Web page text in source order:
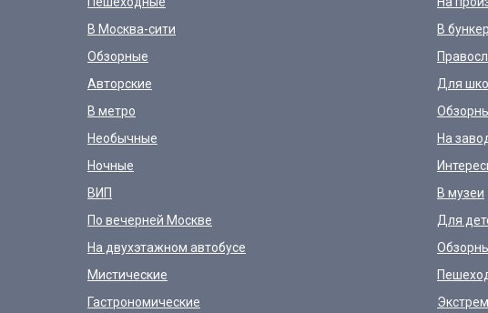
В Москва-сити
Обзорные
Авторские
В метро
Необычные
Ночные
ВИП
По вечерней Москве
На двухэтажном автобусе
Мистические
Гастрономические
В
Для
На
В музеи
Для